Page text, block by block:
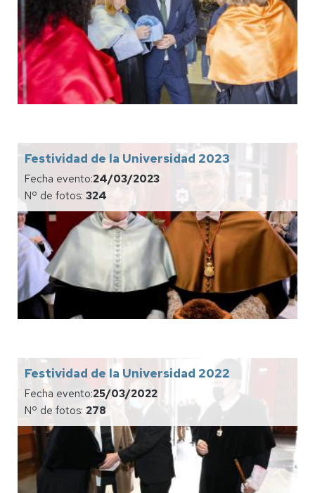
Festividad de la Universidad 2023
Fecha evento:24/03/2023
Nº de fotos: 324
Festividad de la Universidad 2022
Fecha evento:25/03/2022
Nº de fotos: 278